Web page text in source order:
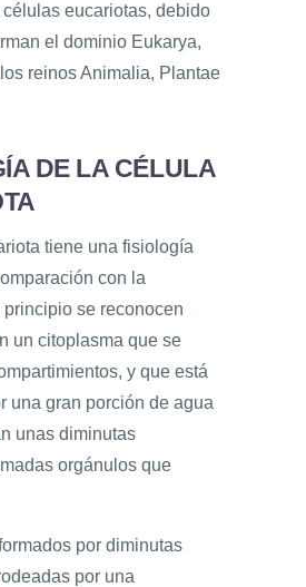
eucariotas, debido
el dominio Eukarya,
reinos Animalia, Plantae
DE LA CÉLULA
tiene una fisiología
con la
principio se reconocen
un citoplasma que se
y que está
una gran porción de agua
unas diminutas
orgánulos que
por diminutas
por una